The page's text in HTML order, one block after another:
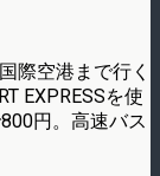
際空港まで行く
EXPRESSを使
円。高速バス